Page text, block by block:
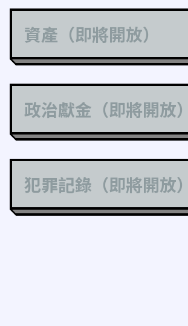
資產（即將開放）
政治獻金（即將開放）
犯罪記錄（即將開放）